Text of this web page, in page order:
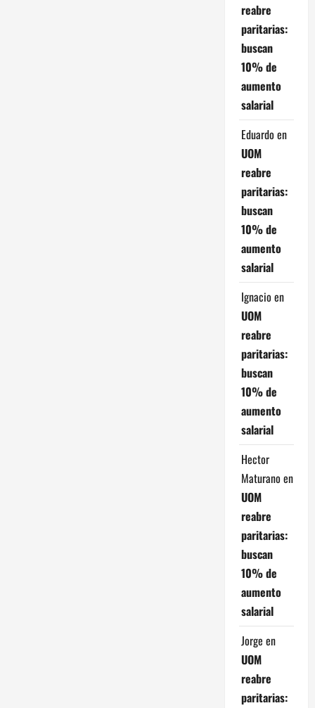
reabre
paritarias:
buscan
10% de
aumento
salarial
Eduardo en
UOM
reabre
paritarias:
buscan
10% de
aumento
salarial
Ignacio en
UOM
reabre
paritarias:
buscan
10% de
aumento
salarial
Hector
Maturano en
UOM
reabre
paritarias:
buscan
10% de
aumento
salarial
Jorge en
UOM
reabre
paritarias: